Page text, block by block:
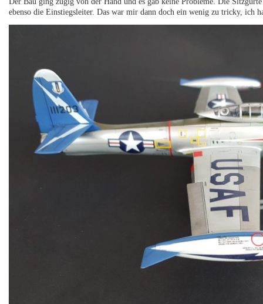
ebenso die Einstiegsleiter. Das war mir dann doch ein wenig zu tricky, ich